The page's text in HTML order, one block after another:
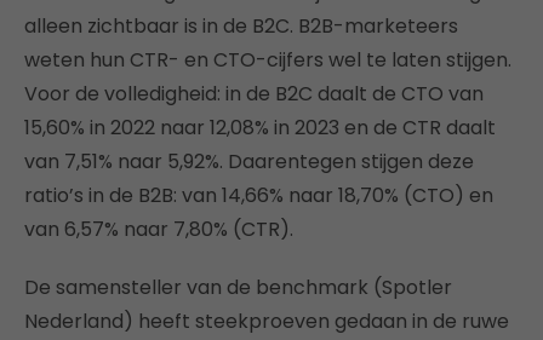
alleen zichtbaar is in de B2C. B2B-marketeers
weten hun CTR- en CTO-cijfers wel te laten stijgen.
Voor de volledigheid: in de B2C daalt de CTO van
15,60% in 2022 naar 12,08% in 2023 en de CTR daalt
van 7,51% naar 5,92%. Daarentegen stijgen deze
ratio’s in de B2B: van 14,66% naar 18,70% (CTO) en
van 6,57% naar 7,80% (CTR).
De samensteller van de benchmark (Spotler
Nederland) heeft steekproeven gedaan in de ruwe